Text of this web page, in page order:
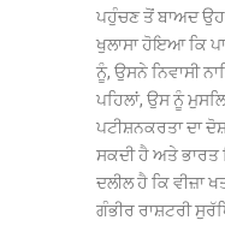
ਪਹੁੰਚਣ ਤੋਂ ਬਾਅਦ
ਖੁਲਾਸਾ ਹੋਇਆ ਕਿ
ਨੂੰ, ਉਸਨੇ ਨਿਵਾਸੀ
ਪਹਿਲਾਂ, ਉਸ ਨੂੰ
ਪਟੀਸ਼ਨਕਰਤਾ ਦਾ
ਸਕਦੀ ਹੈ ਅਤੇ ਭਾਰਤ
ਦਲੀਲ ਹੈ ਕਿ ਵੀਜ਼ਾ
ਗੰਭੀਰ ਰਾਸ਼ਟਰੀ